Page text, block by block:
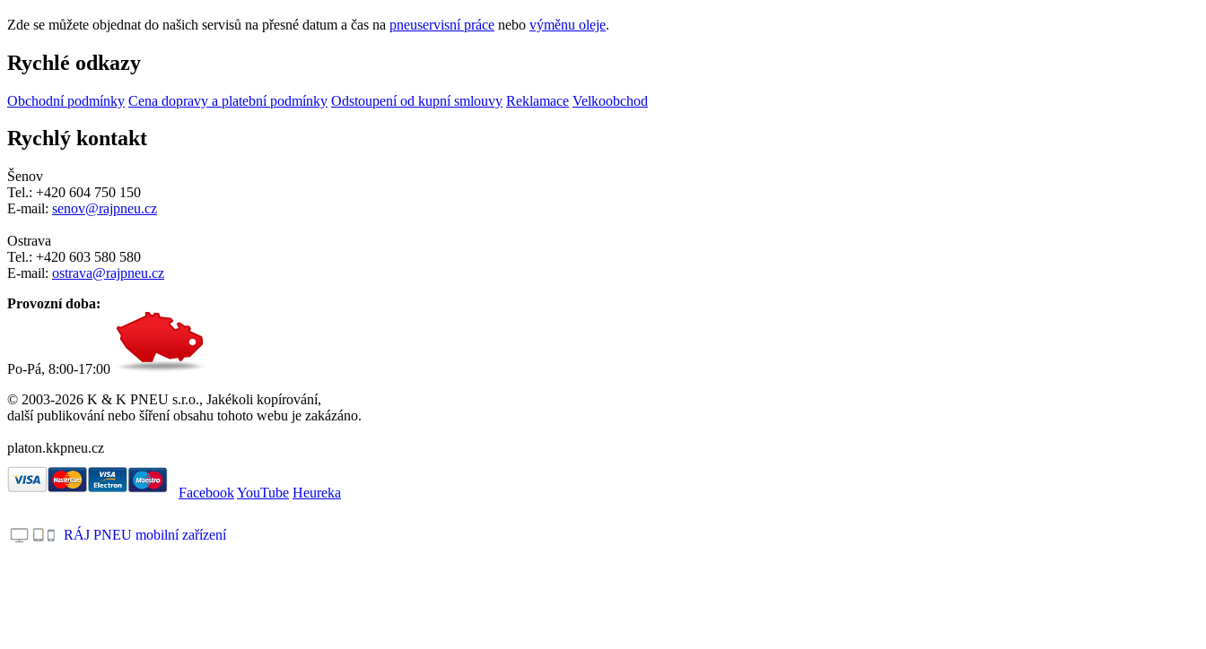
Zde se můžete objednat do našich servisů na přesné datum a čas na pneuservisní práce nebo výměnu oleje.
Rychlé odkazy
Obchodní podmínky Cena dopravy a platební podmínky Odstoupení od kupní smlouvy Reklamace Velkoobchod
Rychlý kontakt
Šenov
Tel.: +420 604 750 150
E-mail: senov@rajpneu.cz
Ostrava
Tel.: +420 603 580 580
E-mail: ostrava@rajpneu.cz
Provozní doba:
Po-Pá, 8:00-17:00
© 2003-2026 K & K PNEU s.r.o., Jakékoli kopírování,
další publikování nebo šíření obsahu tohoto webu je zakázáno.
platon.kkpneu.cz
FacebookYouTube Heureka
RÁJ PNEU mobilní zařízení